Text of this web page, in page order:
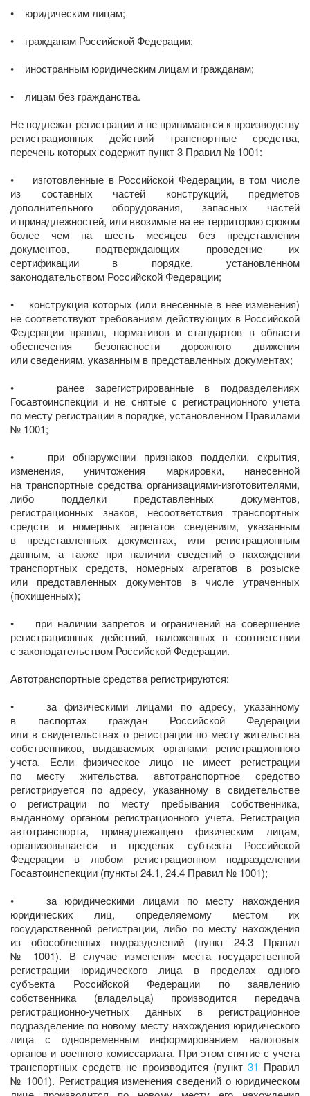
• юридическим лицам;
• гражданам Российской Федерации;
• иностранным юридическим лицам и гражданам;
• лицам без гражданства.
Не подлежат регистрации и не принимаются к производству
регистрационных действий транспортные средства,
перечень которых содержит пункт 3 Правил № 1001:
• изготовленные в Российской Федерации, в том числе
из составных частей конструкций, предметов
дополнительного оборудования, запасных частей
и принадлежностей, или ввозимые на ее территорию сроком
более чем на шесть месяцев без представления
документов, подтверждающих проведение их
сертификации в порядке, установленном
законодательством Российской Федерации;
• конструкция которых (или внесенные в нее изменения)
не соответствуют требованиям действующих в Российской
Федерации правил, нормативов и стандартов в области
обеспечения безопасности дорожного движения
или сведениям, указанным в представленных документах;
• ранее зарегистрированные в подразделениях
Госавтоинспекции и не снятые с регистрационного учета
по месту регистрации в порядке, установленном Правилами
№ 1001;
• при обнаружении признаков подделки, скрытия,
изменения, уничтожения маркировки, нанесенной
на транспортные средства организациями-изготовителями,
либо подделки представленных документов,
регистрационных знаков, несоответствия транспортных
средств и номерных агрегатов сведениям, указанным
в представленных документах, или регистрационным
данным, а также при наличии сведений о нахождении
транспортных средств, номерных агрегатов в розыске
или представленных документов в числе утраченных
(похищенных);
• при наличии запретов и ограничений на совершение
регистрационных действий, наложенных в соответствии
с законодательством Российской Федерации.
Автотранспортные средства регистрируются:
• за физическими лицами по адресу, указанному
в паспортах граждан Российской Федерации
или в свидетельствах о регистрации по месту жительства
собственников, выдаваемых органами регистрационного
учета. Если физическое лицо не имеет регистрации
по месту жительства, автотранспортное средство
регистрируется по адресу, указанному в свидетельстве
о регистрации по месту пребывания собственника,
выданному органом регистрационного учета. Регистрация
автотранспорта, принадлежащего физическим лицам,
организовывается в пределах субъекта Российской
Федерации в любом регистрационном подразделении
Госавтоинспекции (пункты 24.1, 24.4 Правил № 1001);
• за юридическими лицами по месту нахождения
юридических лиц, определяемому местом их
государственной регистрации, либо по месту нахождения
из обособленных подразделений (пункт 24.3 Правил
№ 1001). В случае изменения места государственной
регистрации юридического лица в пределах одного
субъекта Российской Федерации по заявлению
собственника (владельца) производится передача
регистрационно-учетных данных в регистрационное
подразделение по новому месту нахождения юридического
лица с одновременным информированием налоговых
органов и военного комиссариата. При этом снятие с учета
транспортных средств не производится (пункт 31 Правил
№ 1001). Регистрация изменения сведений о юридическом